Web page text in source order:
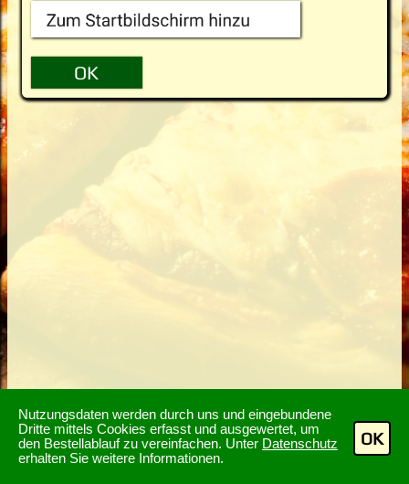
Nutzungsdaten werden durch uns und eingebundene
Dritte mittels Cookies erfasst und ausgewertet, um
den Bestellablauf zu vereinfachen. Unter Datenschutz
erhalten Sie weitere Informationen.
OK